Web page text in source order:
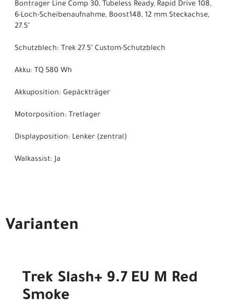
Bontrager Line Comp 30, Tubeless Ready, Rapid Drive 108,
6-Loch-Scheibenaufnahme, Boost148, 12 mm Steckachse,
27.5"
Schutzblech: Trek 27.5" Custom-Schutzblech
Akku: TQ 580 Wh
Akkuposition: Gepäckträger
Motorposition: Tretlager
Displayposition: Lenker (zentral)
Walkassist: Ja
Varianten
Trek Slash+ 9.7 EU M Red
Smoke